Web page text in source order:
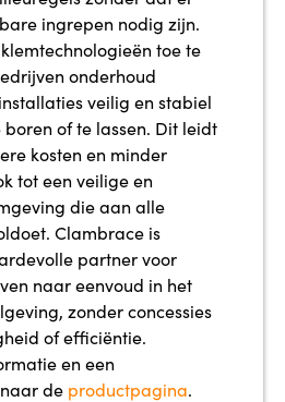
ingrepen nodig zijn.
toe te
onderhoud
veilig en stabiel
of te lassen. Dit leidt
kosten en minder
tot een veilige en
die aan alle
Clambrace is
partner voor
naar eenvoud in het
zonder concessies
of efficiëntie.
en een
de productpagina.